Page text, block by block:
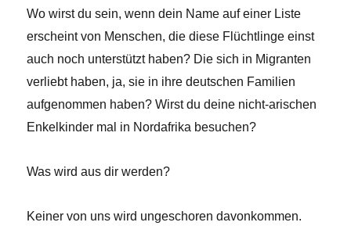
Wo wirst du sein, wenn dein Name auf einer Liste
erscheint von Menschen, die diese Flüchtlinge einst
auch noch unterstützt haben? Die sich in Migranten
verliebt haben, ja, sie in ihre deutschen Familien
aufgenommen haben? Wirst du deine nicht-arischen
Enkelkinder mal in Nordafrika besuchen?
Was wird aus dir werden?
Keiner von uns wird ungeschoren davonkommen.